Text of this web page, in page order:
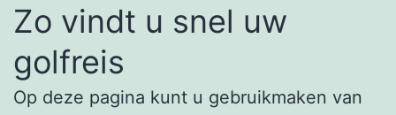
Zo vindt u snel uw
golfreis
Op deze pagina kunt u gebruikmaken van